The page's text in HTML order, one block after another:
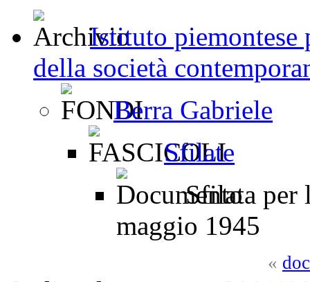
Istituto piemontese
della società
Berra Gabriele
Sfilate
Sfilata per
maggio 1945
«